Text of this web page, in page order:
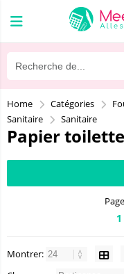
Home Catégories
Sanitaire
Sanitaire
Papier toilette
Page
1
Montrer: